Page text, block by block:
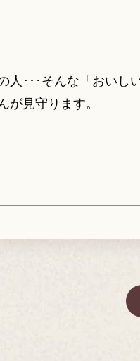
人･･･そんな「おい
が見守ります。